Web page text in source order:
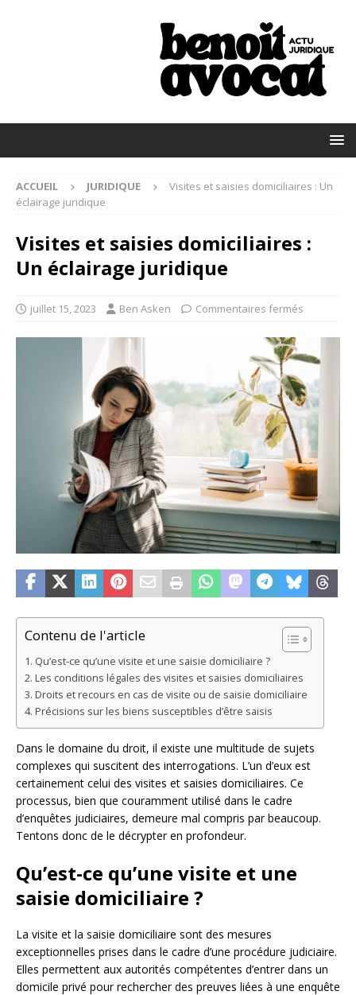
ACCUEIL JURIDIQUE
Visites et saisies domiciliaires : Un
éclairage juridique
Visites et saisies domiciliaires :
Un éclairage juridique
juillet 15, 2023 Ben Asken Commentaires fermés
Contenu de l'article
Qu’est-ce qu’une visite et une saisie domiciliaire ?
Les conditions légales des visites et saisies domiciliaires
Droits et recours en cas de visite ou de saisie domiciliaire
Précisions sur les biens susceptibles d’être saisis
Dans le domaine du droit, il existe une multitude de sujets
complexes qui suscitent des interrogations. L’un d’eux est
certainement celui des visites et saisies domiciliaires. Ce
processus, bien que couramment utilisé dans le cadre
d’enquêtes judiciaires, demeure mal compris par beaucoup.
Tentons donc de le décrypter en profondeur.
Qu’est-ce qu’une visite et une
saisie domiciliaire ?
La visite et la saisie domiciliaire sont des mesures
exceptionnelles prises dans le cadre d’une procédure judiciaire.
Elles permettent aux autorités compétentes d’entrer dans un
domicile privé pour rechercher des preuves liées à une enquête